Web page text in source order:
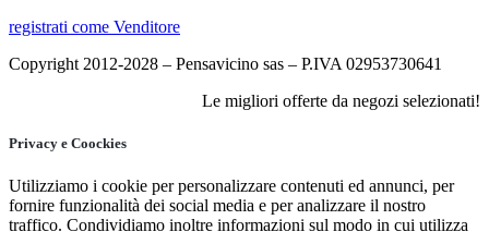
registrati come Venditore
Copyright 2012-2028 – Pensavicino sas – P.IVA 02953730641
Le migliori offerte da negozi selezionati!
Privacy e Coockies
Utilizziamo i cookie per personalizzare contenuti ed annunci, per
fornire funzionalità dei social media e per analizzare il nostro
traffico. Condividiamo inoltre informazioni sul modo in cui utilizza